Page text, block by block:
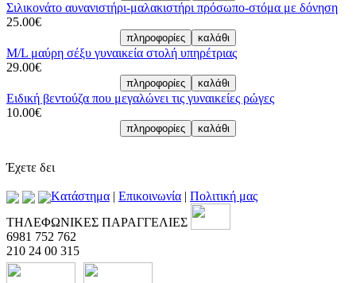
Σιλικονάτο αυνανιστήρι-μαλακιστήρι πρόσωπο-στόμα με δόνηση
25.00€
M/L μαύρη σέξυ γυναικεία στολή υπηρέτριας
29.00€
Ειδική βεντούζα που μεγαλώνει τις γυναικείες ρώγες
10.00€
Έχετε δει
Kατάστημα | Επικοινωνία | Πολιτική μας
ΤΗΛΕΦΩΝΙΚΕΣ ΠΑΡΑΓΓΕΛΙΕΣ
6981 752 762
210 24 00 315